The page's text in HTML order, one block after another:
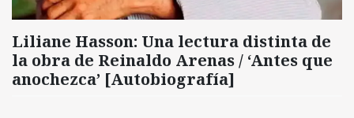
Liliane Hasson: Una lectura distinta de
la obra de Reinaldo Arenas / ‘Antes que
anochezca’ [Autobiografía]